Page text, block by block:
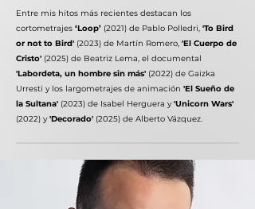
Entre mis hitos más recientes destacan los
cortometrajes ‘Loop’ (2021) de Pablo Polledri, 'To Bird
or not to Bird' (2023) de Martín Romero, 'El Cuerpo de
Cristo' (2025) de Beatriz Lema, el documental
'Labordeta, un hombre sin más' (2022) de Gaizka
Urresti y los largometrajes de animación 'El Sueño de
la Sultana' (2023) de Isabel Herguera y 'Unicorn Wars'
(2022) y 'Decorado' (2025) de Alberto Vázquez.